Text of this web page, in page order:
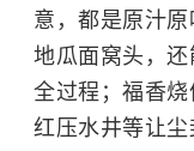
意，都是原汁
地瓜面窝头，
全过程；福香
红压水井等让尘